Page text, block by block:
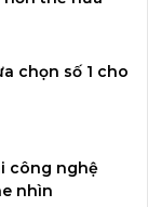
chọn số 1 cho
công nghệ
nhìn